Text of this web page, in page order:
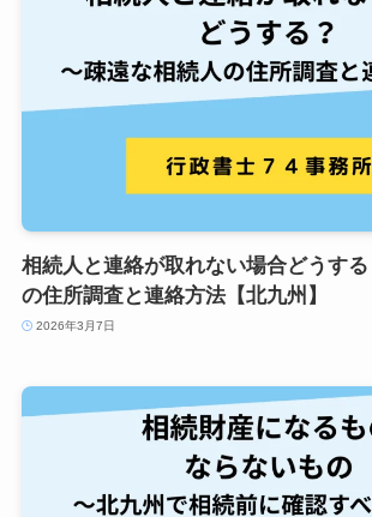
相続人と連絡が取れない場合どうす
の住所調査と連絡方法【北九州】
2026年3月7日